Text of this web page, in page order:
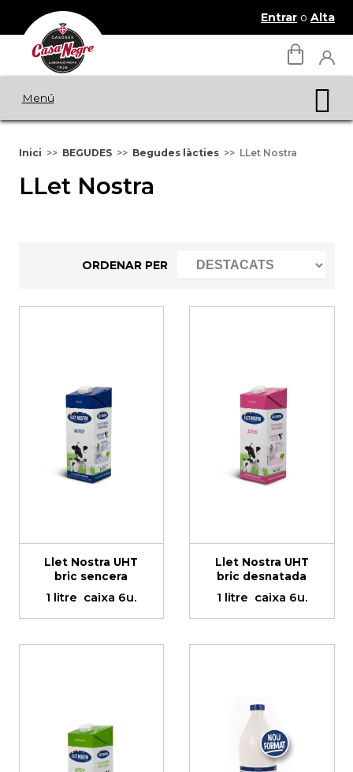
Entrar o Alta
Menú
Inici BEGUDES Begudes làcties LLet Nostra
LLet Nostra
ORDENAR PER
Llet Nostra UHT
bric sencera
1 litre caixa 6u.
Llet Nostra UHT
bric desnatada
1 litre caixa 6u.